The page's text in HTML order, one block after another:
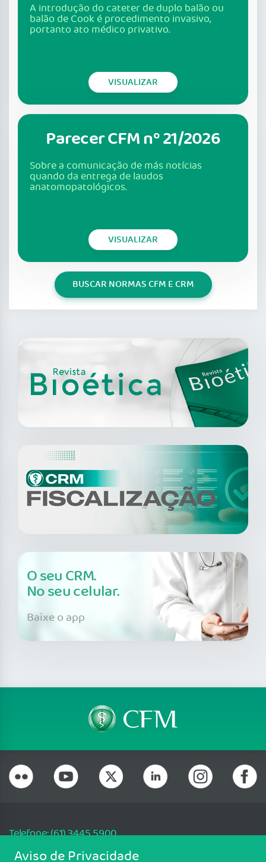
A introdução do cateter de duplo balão ou
balão de Cook é procedimento invasivo,
portanto ato médico privativo.
VISUALIZAR
Parecer CFM nº 21/2026
Sobre a comunicação de más notícias
quando da entrega de laudos
anatomopatológicos.
VISUALIZAR
BUSCAR NORMAS CFM E CRM
O seu CRM.
No seu celular.
Baixe o app
Telefone: (61) 3445 5900
Email: cfm@portalmedico.org.br
Aviso de Privacidade